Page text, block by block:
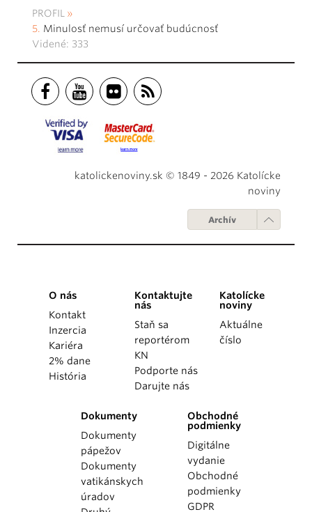
PROFIL
Minulosť nemusí určovať budúcnosť
Videné: 333
katolickenoviny.sk © 1849 - 2026 Katolícke
noviny
Archív
O nás
Kontakt
Inzercia
Kariéra
2% dane
História
Kontaktujte
nás
Staň sa
reportérom
KN
Podporte nás
Darujte nás
Katolícke
noviny
Aktuálne
číslo
Dokumenty
Dokumenty
pápežov
Dokumenty
vatikánskych
úradov
Obchodné
podmienky
Digitálne
vydanie
Obchodné
podmienky
GDPR